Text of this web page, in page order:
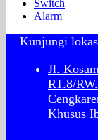
Switch
Alarm
Kunjungi
Jl.
RT.8/
Khusus